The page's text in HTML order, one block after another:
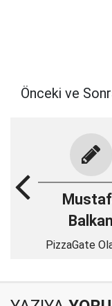
Önceki ve
Balkan
PizzaGate